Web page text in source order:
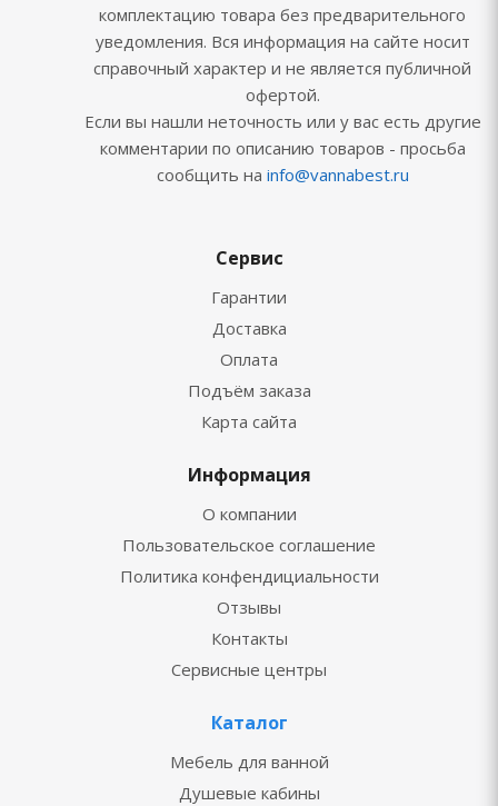
комплектацию товара без предварительного
уведомления. Вся информация на сайте носит
справочный характер и не является публичной
офертой.
Если вы нашли неточность или у вас есть другие
комментарии по описанию товаров - просьба
сообщить на info@vannabest.ru
Сервис
Гарантии
Доставка
Оплата
Подъём заказа
Карта сайта
Информация
О компании
Пользовательское соглашение
Политика конфендициальности
Отзывы
Контакты
Сервисные центры
Каталог
Мебель для ванной
Душевые кабины